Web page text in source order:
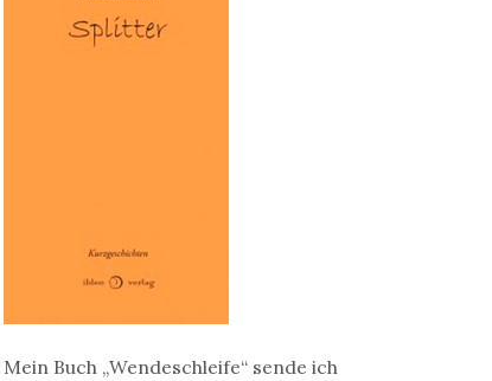
Mein Buch „Wendeschleife“ sende ich